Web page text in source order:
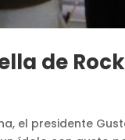
de
el presidente